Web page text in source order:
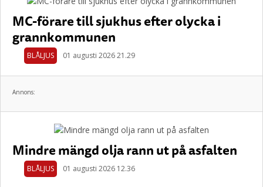
MC-förare till sjukhus efter olycka i
grannkommunen
BLÅLJUS 01 augusti 2026 21.29
Annons:
Mindre mängd olja rann ut på asfalten
BLÅLJUS 01 augusti 2026 12.36